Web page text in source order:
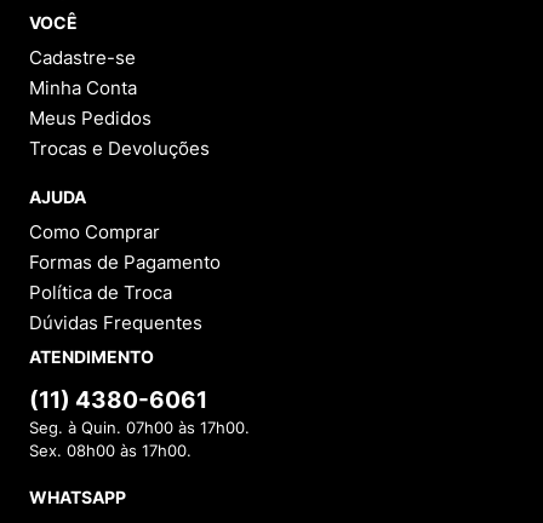
VOCÊ
Cadastre-se
Minha Conta
Meus Pedidos
Trocas e Devoluções
AJUDA
Como Comprar
Formas de Pagamento
Política de Troca
Dúvidas Frequentes
ATENDIMENTO
(11) 4380-6061
Seg. à Quin. 07h00 às 17h00.
Sex. 08h00 às 17h00.
WHATSAPP